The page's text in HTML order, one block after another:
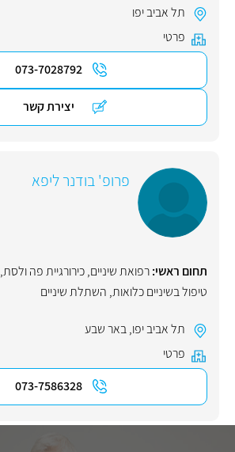
תל אביב יפו
פרטי
073-7028792
יצירת קשר
פרופ' בודנר ליפא
תחום ראשי:רפואת שיניים,כירורגיית פה ולסת,
טיפול בשיניים כלואות, השתלת שיניים
תל אביב יפו,באר שבע
פרטי
073-7586328